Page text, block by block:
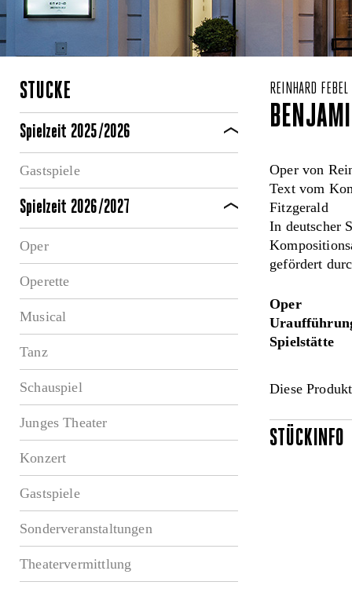
STÜCKE
Spielzeit 2025/2026
Gastspiele
Spielzeit 2026/2027
Oper
Operette
Musical
Tanz
Schauspiel
Junges Theater
Konzert
Gastspiele
Sonderveranstaltungen
Theatervermittlung
REINHARD FEBEL
Oper von
Text vom
Fitzgerald
In deutscher
gefördert
Oper
Spielstätte
Diese
STÜCKINFO